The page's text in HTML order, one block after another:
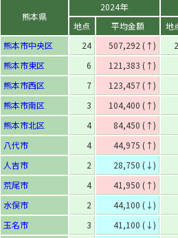
熊本県
2024年
地点
平均金額
地
熊本市中央区
24 507,292 (↑)
熊本市東区
6
121,383 (↑)
熊本市西区
7
123,457 (↑)
熊本市南区
3
104,400 (↑)
熊本市北区
4
84,450 (↑)
八代市
4
44,975 (↑)
人吉市
2
28,750 (↓)
荒尾市
4
41,950 (↑)
水俣市
2
44,100 (↓)
玉名市
3
41,100 (↓)